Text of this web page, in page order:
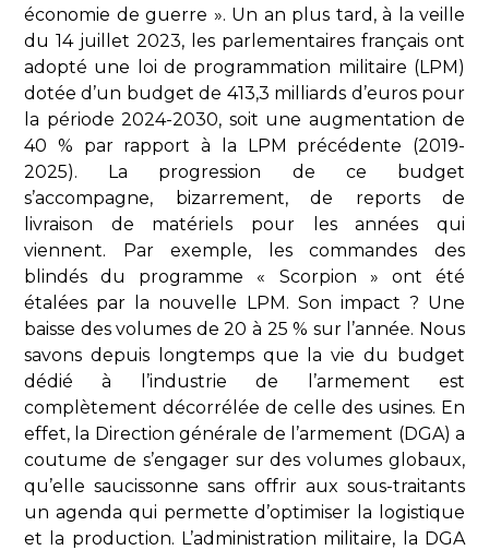
économie de guerre ». Un an plus tard, à la veille
du 14 juillet 2023, les parlementaires français ont
adopté une loi de programmation militaire (LPM)
dotée d’un budget de 413,3 milliards d’euros pour
la période 2024-2030, soit une augmentation de
40 % par rapport à la LPM précédente (2019-
2025). La progression de ce budget
s’accompagne, bizarrement, de reports de
livraison de matériels pour les années qui
viennent. Par exemple, les commandes des
blindés du programme « Scorpion » ont été
étalées par la nouvelle LPM. Son impact ? Une
baisse des volumes de 20 à 25 % sur l’année. Nous
savons depuis longtemps que la vie du budget
dédié à l’industrie de l’armement est
complètement décorrélée de celle des usines. En
effet, la Direction générale de l’armement (DGA) a
coutume de s’engager sur des volumes globaux,
qu’elle saucissonne sans offrir aux sous-traitants
un agenda qui permette d’optimiser la logistique
et la production. L’administration militaire, la DGA